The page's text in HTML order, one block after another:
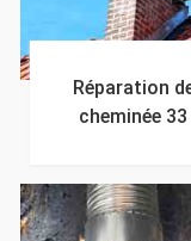
Réparation
cheminée 33